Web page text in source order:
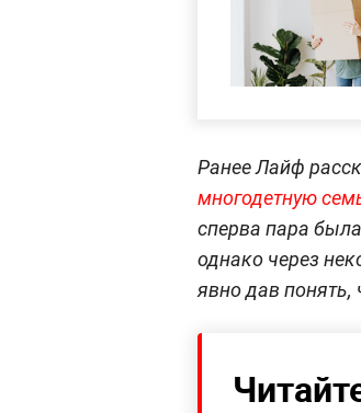
Ранее Лайф
многодетную
сперва пара
однако через
явно дав